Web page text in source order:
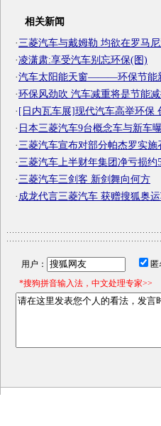
相关新闻
·三菱汽车与戴姆勒 均欲在罗马
·凌潇肃:享受汽车别忘环保(图)
·汽车太阳能天窗———环保节能
·环保风劲吹 汽车减重将是节能
·[日内瓦车展]现代汽车高举环保
· 日本三菱汽车9台概念车与新车
·三菱汽车宣布对部分帕杰罗实施
·三菱汽车上半财年集团净亏损约
·三菱汽车三剑客 新剑舞向何方
·成龙代言三菱汽车 获赠搜狐奥
用户：
*搜狗拼音输入法，中文处理专家>>